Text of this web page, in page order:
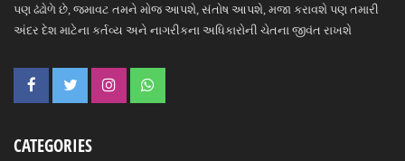
પણ ઢંઢોળે છે, જમાવટ તમને મોજ આપશે, સંતોષ આપશે, મજા કરાવશે પણ તમારી
અંદર દેશ માટેના કર્તવ્ય અને નાગરીકના અધિકારોની ચેતના જીવંત રાખશે
CATEGORIES